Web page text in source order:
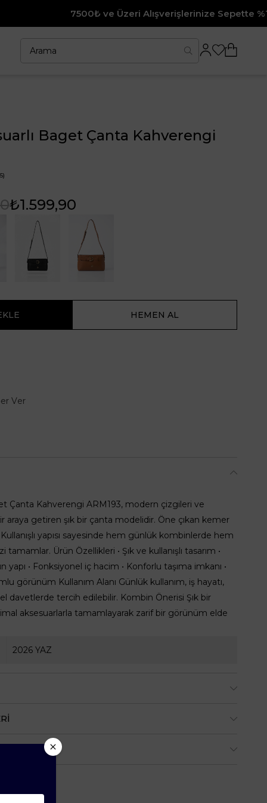
7500₺ ve Üzeri Alışverişlerinize Sepette %10 İndirim
Baget Çanta Kahverengi
₺1.599,90
Ver
Çanta Kahverengi ARM193, modern çizgileri ve
araya getiren şık bir çanta modelidir. Öne çıkan kemer
yapısı sayesinde hem günlük kombinlerde hem
Ürün Özellikleri • Şık ve kullanışlı tasarım •
yapı • Fonksiyonel iç hacim • Konforlu taşıma imkanı •
görünüm Kullanım Alanı Günlük kullanım, iş hayatı,
davetlerde tercih edilebilir. Kombin Önerisi Şık bir
aksesuarlarla tamamlayarak zarif bir görünüm elde
2026 YAZ